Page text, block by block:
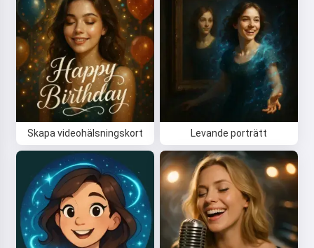
Skapa videohälsningskort Levande porträtt